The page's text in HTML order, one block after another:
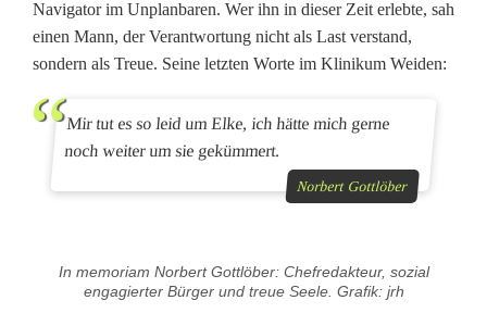
Navigator im Unplanbaren. Wer ihn in dieser Zeit erlebte, sah
einen Mann, der Verantwortung nicht als Last verstand,
sondern als Treue. Seine letzten Worte im Klinikum Weiden:
Mir tut es so leid um Elke, ich hätte mich gerne
noch weiter um sie gekümmert.
Norbert Gottlöber
In memoriam Norbert Gottlöber: Chefredakteur, sozial
engagierter Bürger und treue Seele. Grafik: jrh